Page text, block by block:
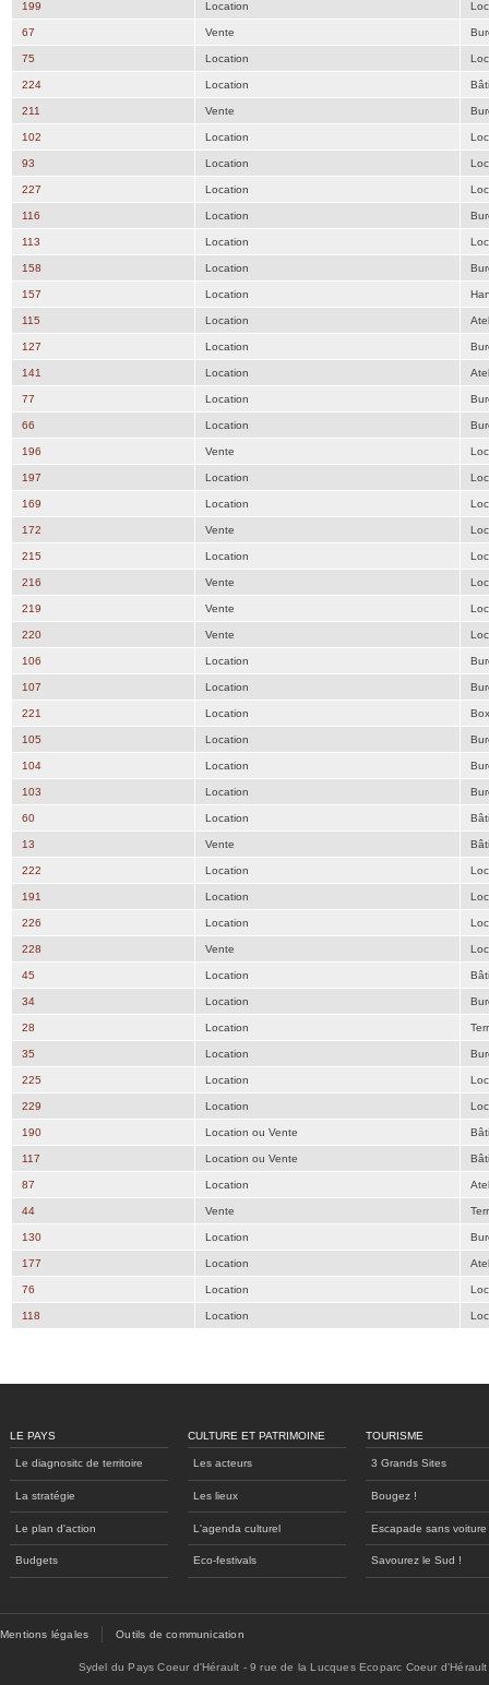
199 Location
67 Vente
75 Location
224 Location
211 Vente
102 Location
93 Location
227 Location
116 Location
113 Location
158 Location
157 Location
115 Location
127 Location
141 Location
77 Location
66 Location
196 Vente
197 Location
169 Location
172 Vente
215 Location
216 Vente
219 Vente
220 Vente
106 Location
107 Location
221 Location Box
105 Location
104 Location
103 Location
60 Location
13 Vente
222 Location
191 Location
226 Location
228 Vente
45 Location
34 Location
28 Location
35 Location
225 Location
229 Location
190 Location ou Vente
117 Location ou Vente
87 Location
44 Vente
130 Location
177 Location
76 Location
118 Location
LE PAYS
Le diagnositc de territoire
La stratégie
Le plan d'action
Budgets
CULTURE ET PATRIMOINE
Les acteurs
Les lieux
L'agenda culturel
Eco-festivals
TOURISME
3 Grands Sites
Bougez !
Escapade sans voiture
Savourez le Sud !
Mentions légales Outils de communication
Sydel du Pays Coeur d'Hérault - 9 rue de la Lucques Ecoparc Coeur